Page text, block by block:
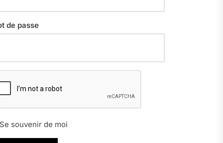
de passe
Se souvenir de moi